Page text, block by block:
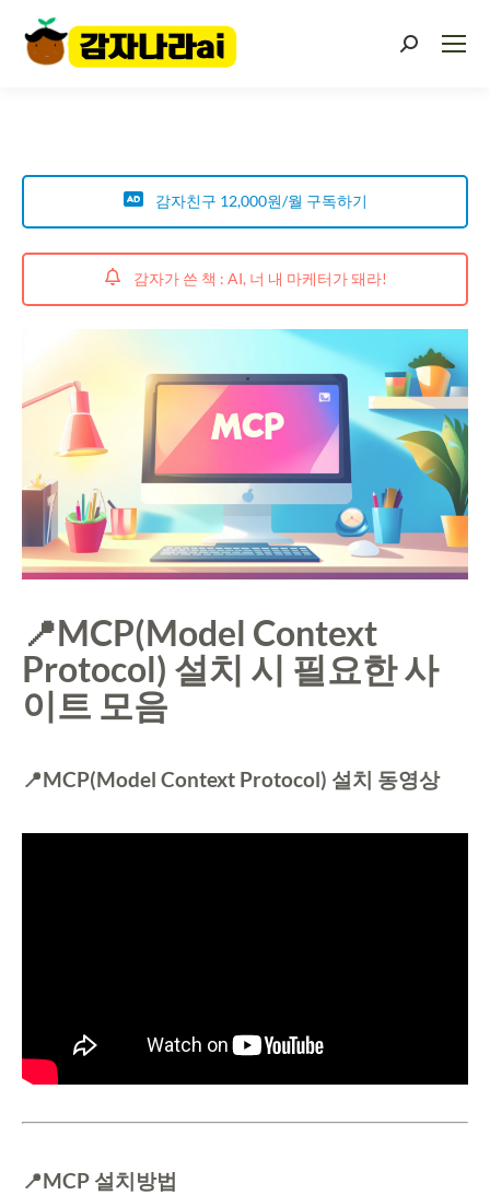
감자친구 12,000원/월 구독하기
감자가 쓴 책 : AI, 너 내 마케터가 돼라!
📍MCP(Model Context
Protocol) 설치 시 필요한 사
이트 모음
📍MCP(Model Context Protocol) 설치 동영상
📍MCP 설치방법